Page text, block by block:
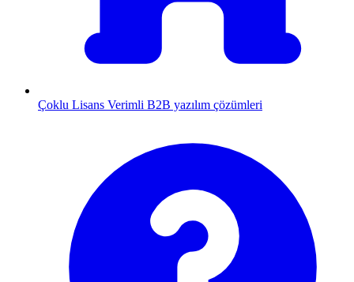
Çoklu Lisans Verimli B2B yazılım çözümleri